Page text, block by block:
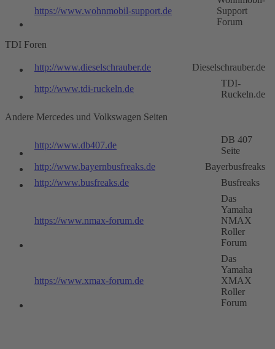
https://www.wohnmobil-support.de
Support
Forum
TDI Foren
http://www.dieselschrauber.de Dieselschrauber.de
http://www.tdi-ruckeln.de
TDI-
Ruckeln.de
Andere Mercedes und Volkswagen Seiten
http://www.db407.de
DB 407
Seite
http://www.bayernbusfreaks.de
Bayerbusfreaks
http://www.busfreaks.de
Busfreaks
https://www.nmax-forum.de
Das
Yamaha
NMAX
Roller
Forum
https://www.xmax-forum.de
Das
Yamaha
XMAX
Roller
Forum